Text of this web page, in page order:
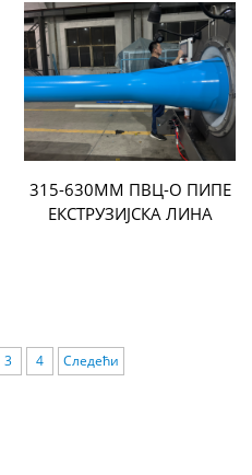
315-630ММ ПВЦ-О ПИПЕ
ЕКСТРУЗИЈСКА ЛИНА
3 4 Следећи